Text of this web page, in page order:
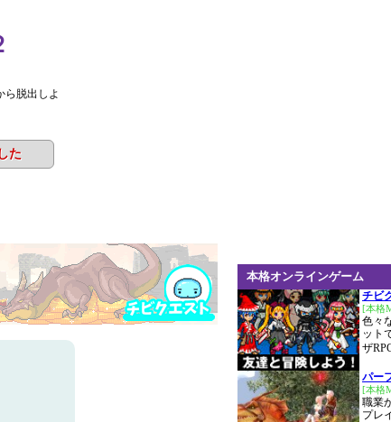
ら脱出しよ
た
本格オンラインゲーム
チビ
[本格
色々
ット
ザ
パー
[本格
職業
プレ